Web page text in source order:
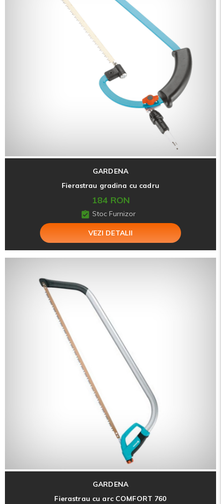
GARDENA
Fierastrau gradina cu cadru
184 RON
Stoc Furnizor
VEZI DETALII
GARDENA
Fierastrau cu arc COMFORT 760